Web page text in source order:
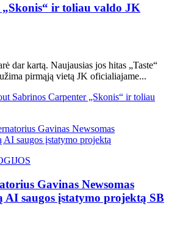
ir toliau valdo JK
dar kartą. Naujausias jos hitas „Taste“
pirmąją vietą JK oficialiajame...
Sabrinos Carpenter „Skonis“ ir toliau
Gavinas Newsomas
AI saugos įstatymo projektą SB